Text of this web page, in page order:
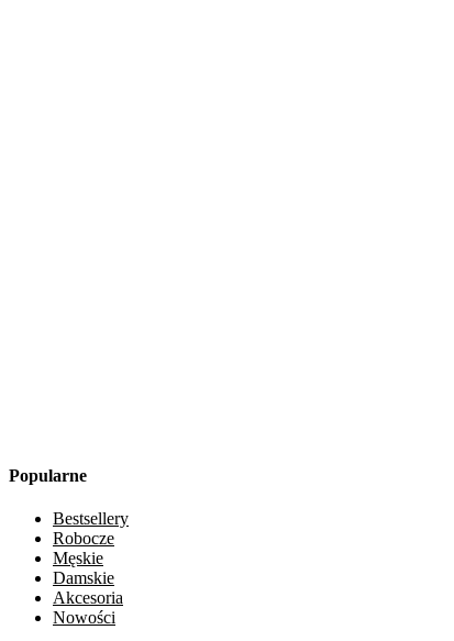
Popularne
Bestsellery
Robocze
Męskie
Damskie
Akcesoria
Nowości